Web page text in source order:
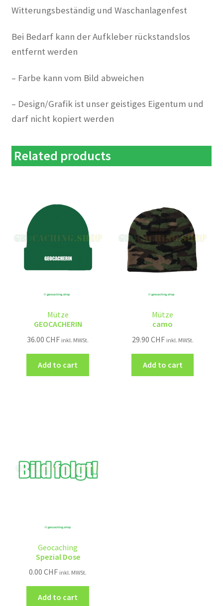
Witterungsbeständig und Waschanlagenfest
Bei Bedarf kann der Aufkleber rückstandslos
entfernt werden
– Farbe kann vom Bild abweichen
– Design/Grafik ist unser geistiges Eigentum und
darf nicht kopiert werden
Related products
Mütze
GEOCACHERIN
36.00CHF inkl. MWSt.
Add to cart
Mütze
camo
29.90 CHF inkl. MWSt.
Add to cart
Geocaching
Spezial Dose
0.00CHF inkl. MWSt.
Add to cart